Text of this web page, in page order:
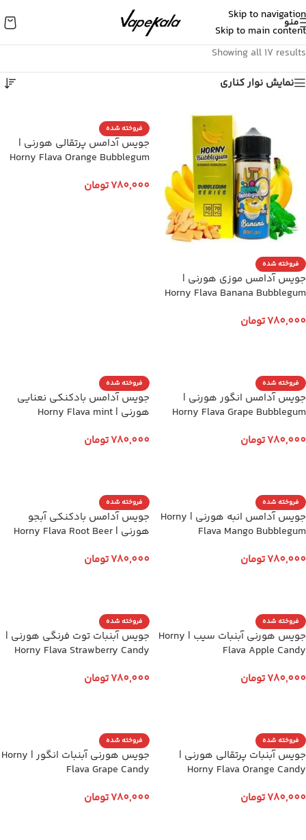
Skip to navigation
Skip to main content
منو
Showing all 17 results
نمایش نوار کناری
فروخته شده
جویس آدامس موزی هورنی |
Horny Flava Banana Bubblegum
780,000تومان
فروخته شده
جویس آدامس پرتقالی هورنی |
Horny Flava Orange Bubblegum
780,000تومان
فروخته شده
جویس آدامس انگور هورنی |
Horny Flava Grape Bubblegum
780,000تومان
فروخته شده
جویس آدامس بادکنکی نعنایی
هورنی | Horny Flava mint
780,000تومان
فروخته شده
جویس آدامس انبه هورنی | Horny
Flava Mango Bubblegum
780,000تومان
فروخته شده
جویس آدامس بادکنکی آبجو
هورنی | Horny Flava Root Beer
780,000تومان
فروخته شده
جویس هورنی آبنبات سیب | Horny
Flava Apple Candy
780,000تومان
فروخته شده
جویس آبنبات توت فرنگی هورنی |
Horny Flava Strawberry Candy
780,000تومان
فروخته شده
جویس آبنبات پرتقالی هورنی |
Horny Flava Orange Candy
780,000تومان
فروخته شده
جویس هورنی آبنبات انگور | Horny
Flava Grape Candy
780,000تومان